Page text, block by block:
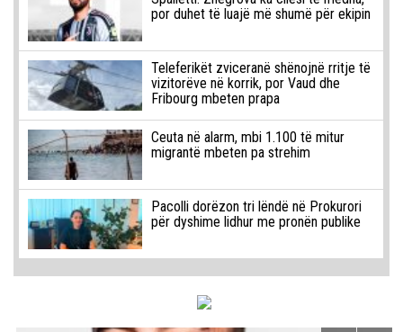
por duhet të luajë më shumë për ekipin
Teleferikët zviceranë shënojnë rritje të
vizitorëve në korrik, por Vaud dhe
Fribourg mbeten prapa
Ceuta në alarm, mbi 1.100 të mitur
migrantë mbeten pa strehim
Pacolli dorëzon tri lëndë në Prokurori
për dyshime lidhur me pronën publike